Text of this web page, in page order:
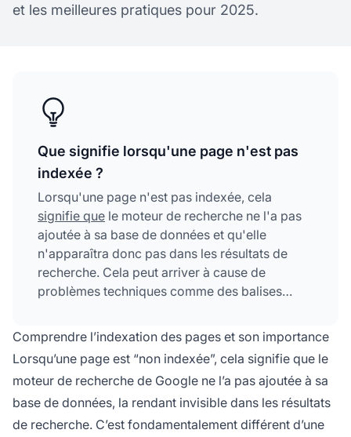
et les meilleures pratiques pour 2025.
Que signifie lorsqu'une page n'est pas
indexée ?
Lorsqu'une page n'est pas indexée, cela
signifie que le moteur de recherche ne l'a pas
ajoutée à sa base de données et qu'elle
n'apparaîtra donc pas dans les résultats de
recherche. Cela peut arriver à cause de
problèmes techniques comme des balises
erreurs d'exploration, du contenu dupliqué, de
mauvaise qualité, ou tout simplement parce
que la page n'a pas encore été découverte.
Comprendre l’indexation des pages et son importance
Lorsqu’une page est “non indexée”, cela signifie que le
moteur de recherche de Google ne l’a pas ajoutée à sa
base de données, la rendant invisible dans les résultats
de recherche. C’est fondamentalement différent d’une